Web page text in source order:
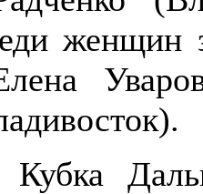
женщин
Кубка